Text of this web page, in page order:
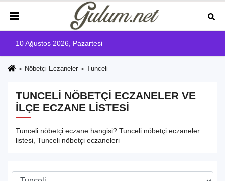
10 Ağustos 2026, Pazartesi
Nöbetçi Eczaneler Tunceli
TUNCELI NÖBETÇI ECZANELER VE
İLÇE ECZANE LISTESI
Tunceli nöbetçi eczane hangisi? Tunceli nöbetçi eczaneler
listesi, Tunceli nöbetçi eczaneleri